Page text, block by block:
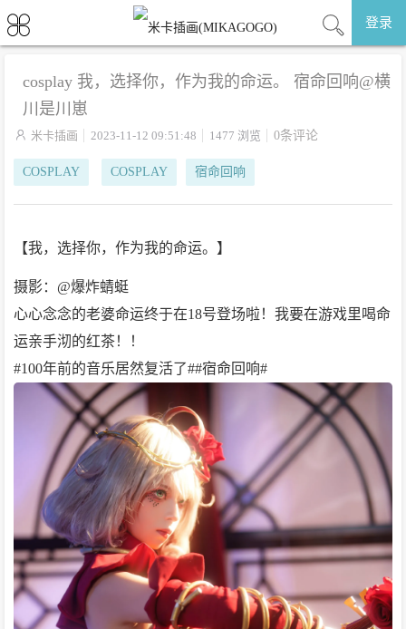
登录
cosplay 我，选择你，作为我的命运。 宿命回响@横
川是川崽
 米卡插画 2023-11-12 09:51:48 1477 浏览 0条评论
COSPLAY COSPLAY 宿命回响
【我，选择你，作为我的命运。】
摄影：@爆炸蜻蜓
心心念念的老婆命运终于在18号登场啦！我要在游戏里喝命
运亲手沏的红茶！！
#100年前的音乐居然复活了##宿命回响# ​​​